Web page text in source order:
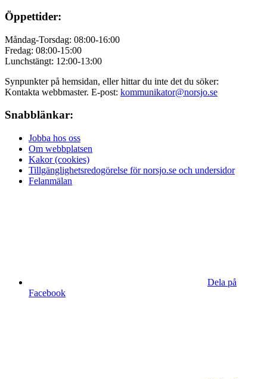
Öppettider:
Måndag-Torsdag: 08:00-16:00
Fredag: 08:00-15:00
Lunchstängt: 12:00-13:00
Synpunkter på hemsidan, eller hittar du inte det du söker:
Kontakta webbmaster. E-post: kommunikator@norsjo.se
Snabblänkar:
Jobba hos oss
Om webbplatsen
Kakor (cookies)
Tillgänglighetsredogörelse för norsjo.se och undersidor
Felanmälan
Dela på
Facebook